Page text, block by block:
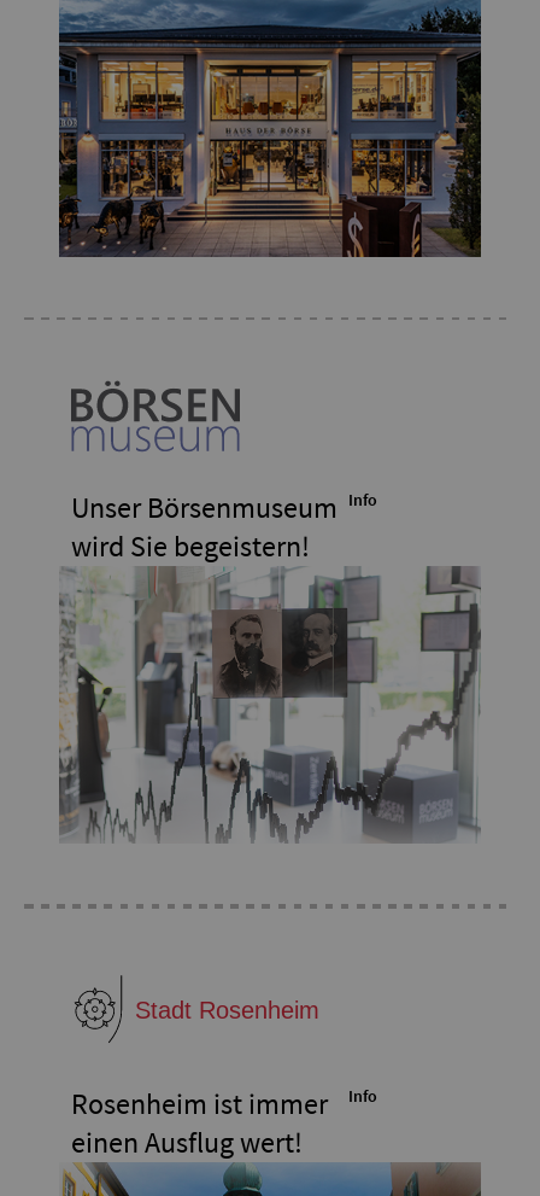
Unser Börsenmuseum
wird Sie begeistern!
Info
Rosenheim ist immer
einen Ausflug wert!
Info